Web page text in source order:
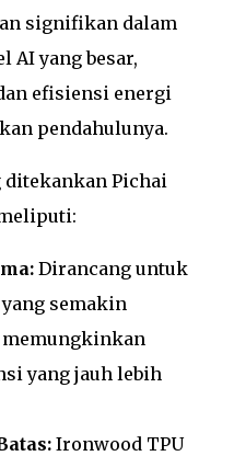
signifikan dalam
AI yang besar,
efisiensi energi
pendahulunya.
ditekankan Pichai
Dirancang untuk
semakin
memungkinkan
yang jauh lebih
Ironwood TPU